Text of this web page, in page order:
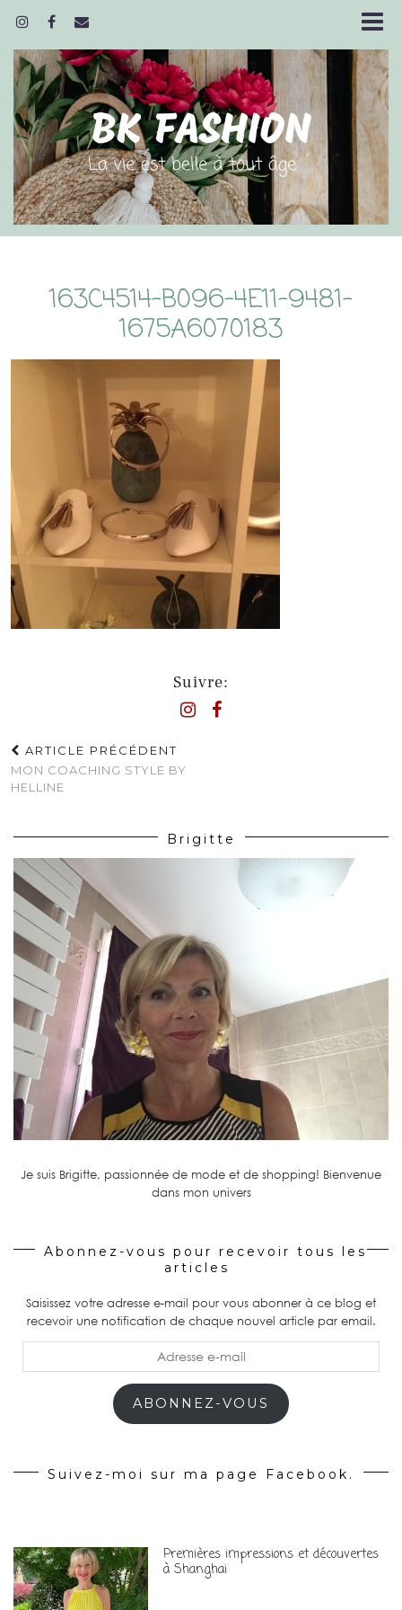
163C4514-B096-4E11-9481-
1675A6070183
Suivre:
ARTICLE PRÉCÉDENT
MON COACHING STYLE BY
HELLINE
Brigitte
Je suis Brigitte, passionnée de mode et de shopping! Bienvenue
dans mon univers
Abonnez-vous pour recevoir tous les
articles
Saisissez votre adresse e-mail pour vous abonner à ce blog et
recevoir une notification de chaque nouvel article par email.
ABONNEZ-VOUS
Suivez-moi sur ma page Facebook.
Premières impressions et découvertes
à Shanghai